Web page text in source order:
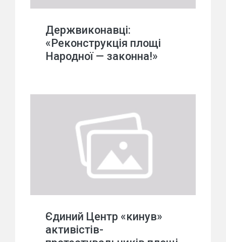
Держвиконавці:
«Реконструкція площі
Народної — законна!»
Єдиний Центр «кинув»
активістів-